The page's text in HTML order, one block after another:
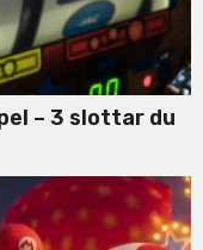
– 3 slottar du